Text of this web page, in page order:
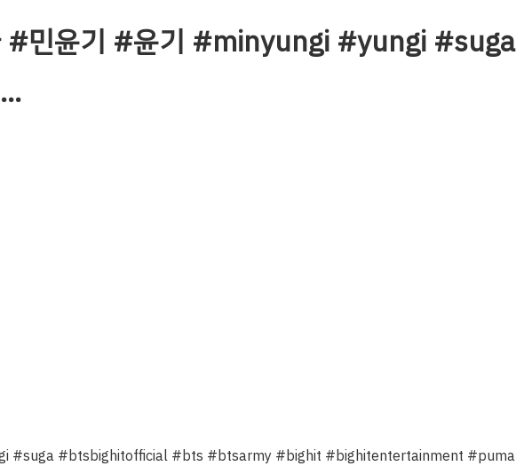
#민윤기 #윤기 #minyungi #yungi #suga
#suga #btsbighitofficial #bts #btsarmy #bighit #bighitentertainment #puma